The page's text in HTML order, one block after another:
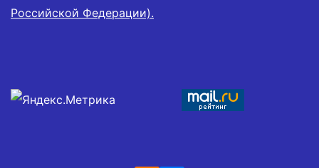
Российской Федерации).